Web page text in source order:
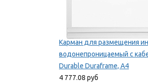
Карман для размещения
водонепроницаемый с
Durable Duraframe, А4
4 777.08 руб